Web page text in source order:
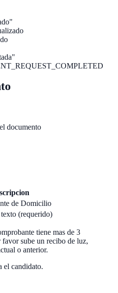
documento
de Domicilio
(requerido)
tiene mas de 3
favor sube un recibo de luz,
o anterior.
el candidato.